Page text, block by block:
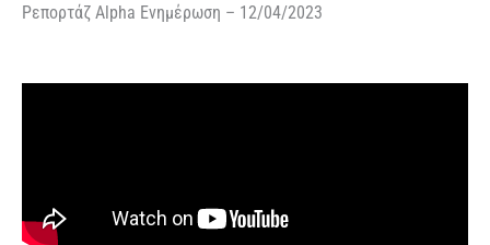
Ρεπορτάζ Alpha Ενημέρωση – 12/04/2023